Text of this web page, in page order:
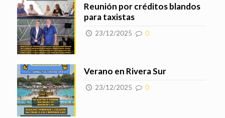
Reunión por créditos blandos
para taxistas
23/12/2025 0
Verano en Rivera Sur
23/12/2025 0